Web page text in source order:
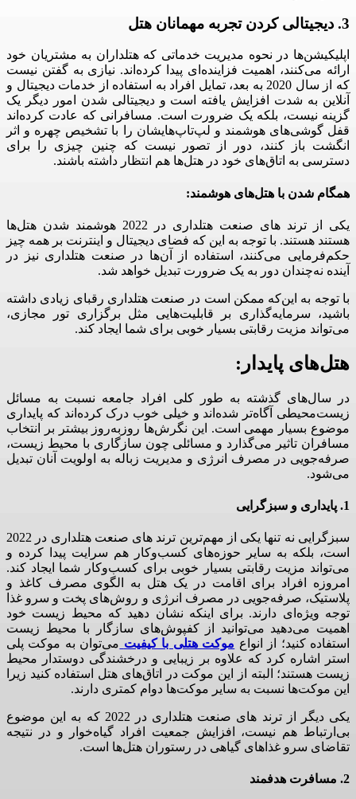
3. دیجیتالی ‌کردن تجربه مهمانان هتل
اپلیکیشن‌ها در نحوه مدیریت خدماتی که هتلداران به مشتریان خود
ارائه می‌کنند، اهمیت فزاینده‌ای پیدا کرده‌اند. نیازی به گفتن نیست
که از سال 2020 به بعد، تمایل افراد به استفاده از خدمات دیجیتال و
آنلاین به‌ شدت افزایش یافته است و دیجیتالی شدن امور دیگر یک
گزینه نیست، بلکه یک ضرورت است. مسافرانی که عادت کرده‌اند
قفل گوشی‌های هوشمند و لپ‌تاپ‌هایشان را با تشخیص چهره و اثر
انگشت باز کنند، دور از تصور نیست که چنین چیزی را برای
دسترسی به اتاق‌های خود در هتل‌ها هم انتظار داشته باشند.
همگام شدن با هتل‌های هوشمند:
یکی از ترند های صنعت هتلداری در 2022 هوشمند شدن هتل‌ها
هستند هستند. با توجه به این ‌که فضای دیجیتال و اینترنت بر همه چیز
حکم‌فرمایی می‌کنند، استفاده از آن‌ها در صنعت هتلداری نیز در
آینده نه‌چندان دور به یک ضرورت تبدیل خواهد شد.
با توجه به این‌که ممکن است در صنعت هتلداری رقبای زیادی داشته
باشید، سرمایه‌گذاری بر قابلیت‌هایی مثل برگزاری تور مجازی،
می‌تواند مزیت رقابتی بسیار خوبی برای شما ایجاد کند.
هتل‌های پایدار:
در سال‌های گذشته به‌ طور کلی افراد جامعه نسبت به مسائل
زیست‌محیطی آگاه‌تر شده‌اند و خیلی خوب درک کرده‌اند که پایداری
موضوع بسیار مهمی است. این نگرش‌ها روزبه‌روز بیشتر بر انتخاب
مسافران تاثیر می‌گذارد و مسائلی چون سازگاری با محیط زیست،
صرفه‌جویی در مصرف انرژی و مدیریت زباله به اولویت آنان تبدیل
می‌شود.
1. پایداری و سبزگرایی
سبزگرایی نه تنها یکی از مهم‌ترین ترند های صنعت هتلداری در 2022
است، بلکه به سایر حوزه‌های کسب‌وکار هم سرایت پیدا کرده و
می‌تواند مزیت رقابتی بسیار خوبی برای کسب‌وکار شما ایجاد کند.
امروزه افراد برای اقامت در یک هتل به الگوی مصرف کاغذ و
پلاستیک، صرفه‌جویی در مصرف انرژی و روش‌های پخت و سرو غذا
توجه ویژه‌ای دارند. برای اینکه نشان دهید که محیط زیست خود
اهمیت می‌دهید می‌توانید از کفپوش‌های سازگار با محیط زیست
استفاده کنید؛ از انواع موکت هتلی با کیفیت می‌توان به موکت پلی
استر اشاره کرد که علاوه بر زیبایی و درخشندگی دوستدار محیط
زیست هستند؛ البته از این موکت در اتاق‌های هتل استفاده کنید زیرا
این موکت‌ها نسبت به سایر موکت‌ها دوام کمتری دارند.
یکی دیگر از ترند های صنعت هتلداری در 2022 که به این موضوع
بی‌ارتباط هم نیست، افزایش جمعیت افراد گیاه‌خوار و در نتیجه
تقاضای سرو غذاهای گیاهی در رستوران هتل‌ها است.
2. مسافرت هدفمند